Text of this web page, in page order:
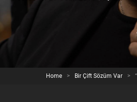
Home > Bir Çift Sözüm Var >